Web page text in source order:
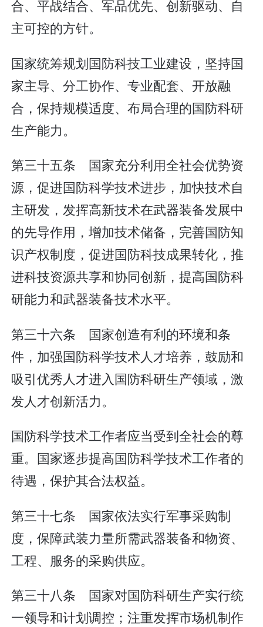
合、平战结合、军品优先、创新驱动、自
主可控的方针。
国家统筹规划国防科技工业建设，坚持国
家主导、分工协作、专业配套、开放融
合，保持规模适度、布局合理的国防科研
生产能力。
第三十五条 国家充分利用全社会优势资
源，促进国防科学技术进步，加快技术自
主研发，发挥高新技术在武器装备发展中
的先导作用，增加技术储备，完善国防知
识产权制度，促进国防科技成果转化，推
进科技资源共享和协同创新，提高国防科
研能力和武器装备技术水平。
第三十六条 国家创造有利的环境和条
件，加强国防科学技术人才培养，鼓励和
吸引优秀人才进入国防科研生产领域，激
发人才创新活力。
国防科学技术工作者应当受到全社会的尊
重。国家逐步提高国防科学技术工作者的
待遇，保护其合法权益。
第三十七条 国家依法实行军事采购制
度，保障武装力量所需武器装备和物资、
工程、服务的采购供应。
第三十八条 国家对国防科研生产实行统
一领导和计划调控；注重发挥市场机制作